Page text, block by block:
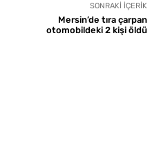
SONRAKI İÇERIK
Mersin’de tıra çarpan
otomobildeki 2 kişi öldü